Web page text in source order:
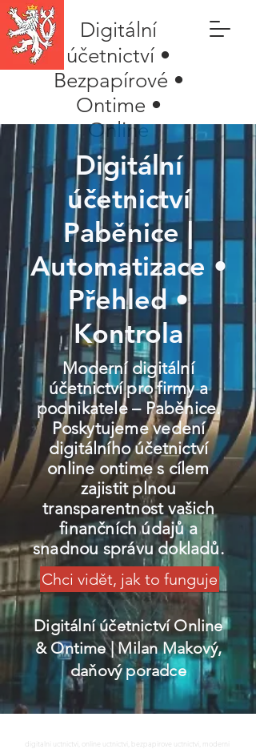
Digitální
účetnictví •
Bezpapírové •
Ontime •
Online
Digitální
účetnictví
Paběnice |
Automatizace •
Přehled •
Kontrola
Moderní digitální
účetnictví pro firmy a
podnikatele – Paběnice.
Poskytujeme vedení
digitálního účetnictví
online ontime s cílem
zajistit plnou
transparentnost vašich
finančních údajů a
snadnou správu dokladů.
Chci vidět, jak to funguje
Digitální účetnictví Online
& Ontime| Milan Makový,
daňový poradce
digitalni uctnictvi, online uctnictvi, bezpapirove uctnictvi, moderni